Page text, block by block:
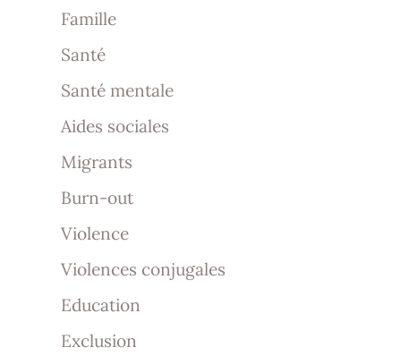
Famille
Santé
Santé mentale
Aides sociales
Migrants
Burn-out
Violence
Violences conjugales
Education
Exclusion